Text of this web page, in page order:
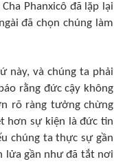
Phanxicô đã lặp lại
đã chọn chúng làm
này, và chúng ta phải
rằng đức cậy không
rõ ràng tưởng chừng
hơn sự kiện là đức tin
chúng ta thực sự gần
lửa gần như đã tắt nơi